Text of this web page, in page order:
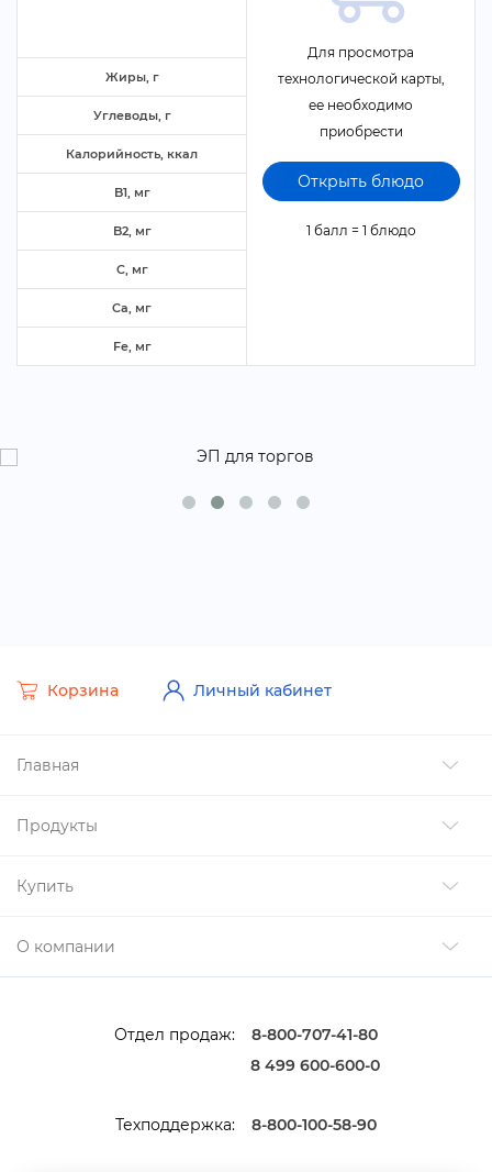
Для просмотра
технологической карты,
ее необходимо
приобрести
Открыть блюдо
1 балл = 1 блюдо
Жиры,
Углеводы,
Калорийность, ккал
B1, м
B2, м
C, м
Ca, м
Fe, м
Главная
Продукты
Купить
О компании
Корзина Личный кабинет
Отдел продаж:
8-800-707-41-80
8 499 600-600-0
Техподдержка: 8-800-100-58-90